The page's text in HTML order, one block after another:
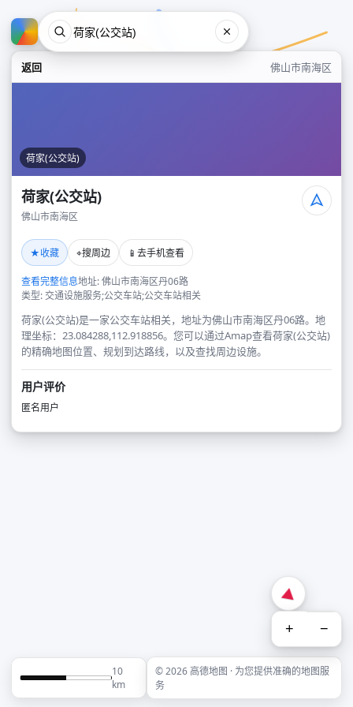
返回 佛山市南海区
荷家(公交站)
荷家(公交站)
佛山市南海区
★收藏 ⌖搜周边 📱 去手机查看
查看完整信息地址: 佛山市南海区丹06路
类型: 交通设施服务;公交车站;公交车站相关
荷家(公交站)是一家公交车站相关，地址为佛山市南海区丹06路。地
理坐标：23.084288,112.918856。您可以通过Amap查看荷家(公交站)
的精确地图位置、规划到达路线，以及查找周边设施。
用户评价
匿名用户
+ −
10
km
© 2026 高德地图 · 为您提供准确的地图服
务